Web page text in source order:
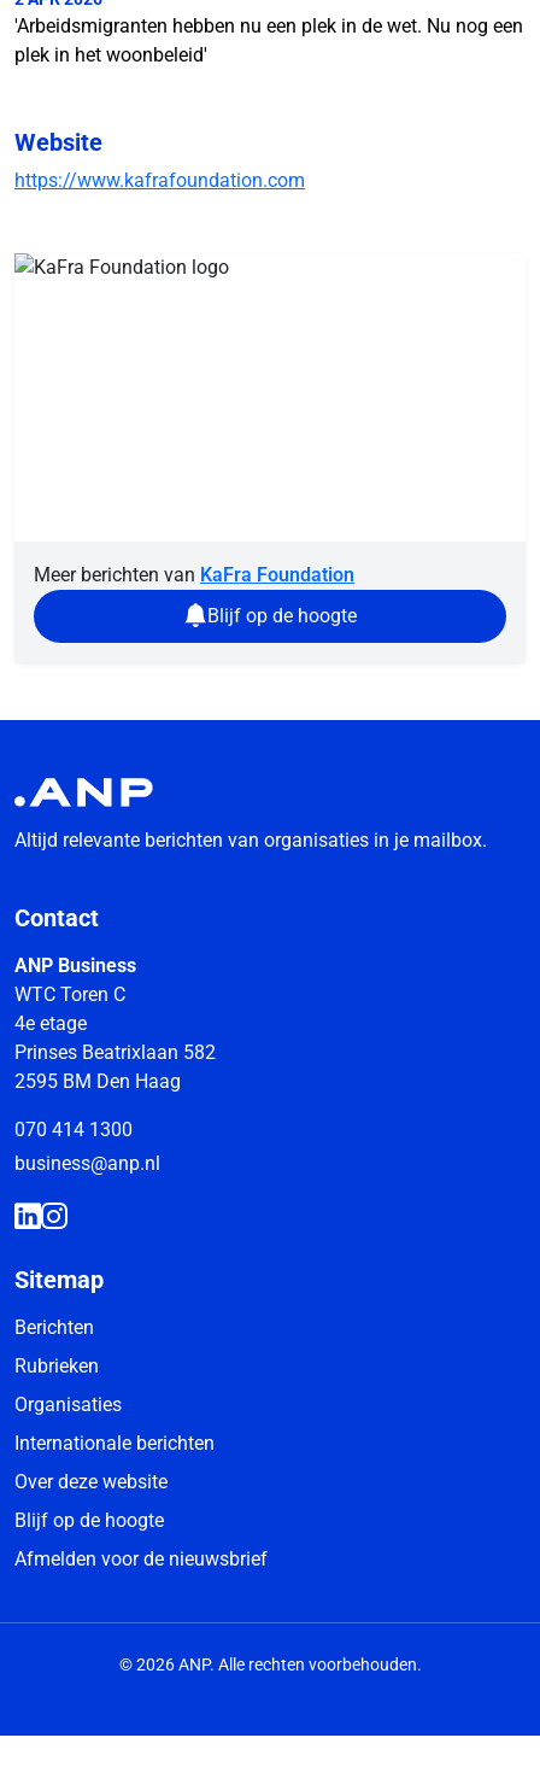
'Arbeidsmigranten hebben nu een plek in de wet. Nu nog een
plek in het woonbeleid'
Website
https://www.kafrafoundation.com
Meer berichten van KaFra Foundation
Blijf op de hoogte
Altijd relevante berichten van organisaties in je mailbox.
Contact
ANP Business
WTC Toren C
4e etage
Prinses Beatrixlaan 582
2595 BM Den Haag
070 414 1300
business@anp.nl
Sitemap
Berichten
Rubrieken
Organisaties
Internationale berichten
Over deze website
Blijf op de hoogte
Afmelden voor de nieuwsbrief
© 2026 ANP. Alle rechten voorbehouden.